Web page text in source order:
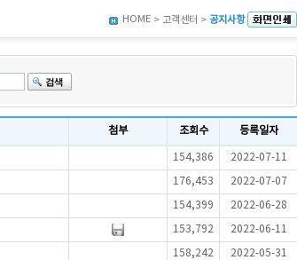
HOME > 고객센터 > 공지사항
첨부 조회수 등록일자
154,386 2022-07-11
176,453 2022-07-07
154,399 2022-06-28
153,792 2022-06-11
158,242 2022-05-31